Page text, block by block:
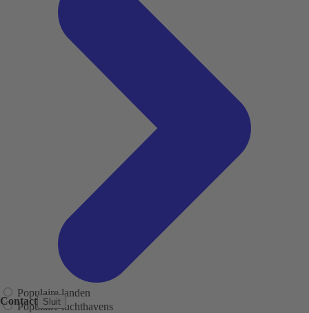
Contact Sluit
Populaire landen
Populaire luchthavens